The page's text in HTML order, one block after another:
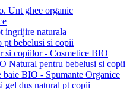
Unt ghee organic
ingrijire naturala
pt bebelusi si copii
si copiilor - Cosmetice BIO
Natural pentru bebelusi si copii
baie BIO - Spumante Organice
gel dus natural pt copii